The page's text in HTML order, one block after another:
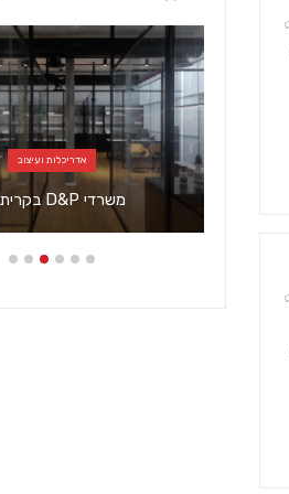
אדריכלות ועיצוב
משרדי D&P בקרית גת